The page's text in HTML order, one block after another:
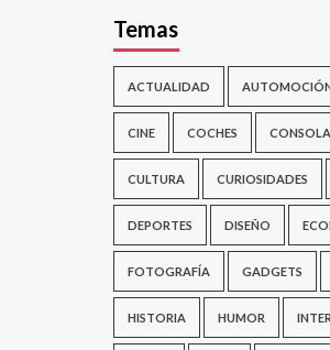
Temas
ACTUALIDAD
CINE COCHES
CULTURA CURIOSIDADES
DEPORTES DISEÑO
FOTOGRAFÍA GADGETS
HISTORIA HUMOR